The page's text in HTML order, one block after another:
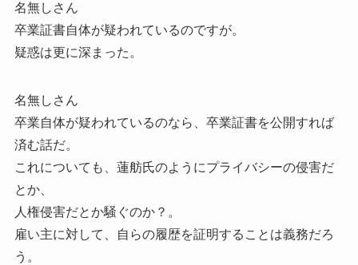
名無しさん
卒業証書自体が疑われているのですが。
疑惑は更に深まった。
名無しさん
卒業自体が疑われているのなら、卒業証書を公開すれば
済む話だ。
これについても、蓮舫氏のようにプライバシーの侵害だ
とか、
人権侵害だとか騒ぐのか？。
雇い主に対して、自らの履歴を証明することは義務だろ
う。